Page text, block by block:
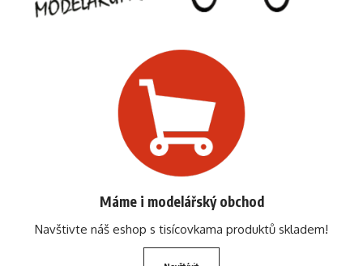
Máme i modelářský obchod
Navštivte náš eshop s tisícovkama produktů skladem!